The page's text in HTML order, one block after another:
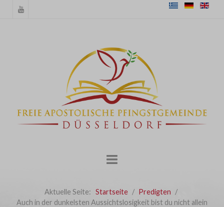
Aktuelle Seite: Startseite
Predigten
Auch in der dunkelsten Aussichtslosigkeit bist du nicht allein